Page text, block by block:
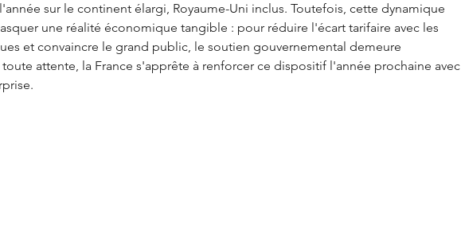
sur le continent élargi, Royaume-Uni inclus. Toutefois, cette dynamique
une réalité économique tangible : pour réduire l'écart tarifaire avec les
et convaincre le grand public, le soutien gouvernemental demeure
attente, la France s'apprête à renforcer ce dispositif l'année prochaine avec